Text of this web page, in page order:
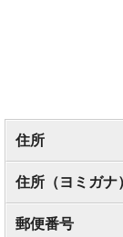
住所
住所（ヨミガナ
郵便番号